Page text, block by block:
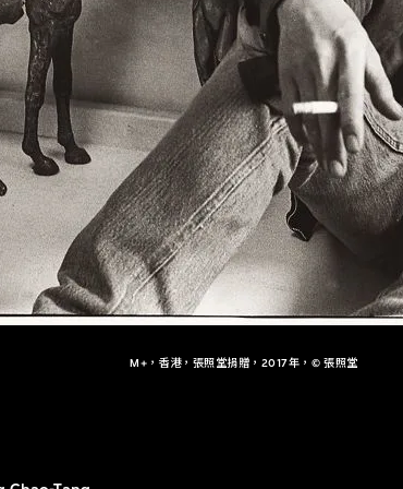
M+，香港，張照堂捐贈，2017年，© 張照堂